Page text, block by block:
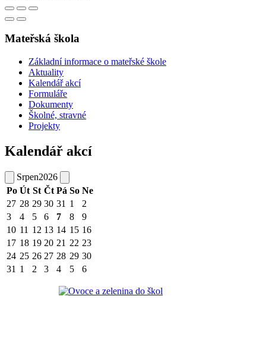
Mateřská škola
Základní informace o mateřské škole
Aktuality
Kalendář akcí
Formuláře
Dokumenty
Školné, stravné
Projekty
Kalendář akcí
Srpen2026
Po Út St Čt Pá So Ne
27 28 29 30 31 1
2
3
4 5 6 7 8
9
10 11 12 13 14 15 16
17 18 19 20 21 22 23
24 25 26 27 28 29 30
31 1 2 3 4 5 6